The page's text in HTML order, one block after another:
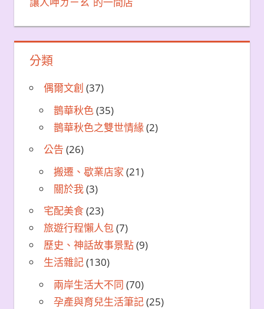
分類
偶爾文創 (37)
鵲華秋色(35)
鵲華秋色之雙世情緣(2)
公告 (26)
搬遷、歇業店家 (21)
關於我(3)
宅配美食(23)
旅遊行程懶人包(7)
歷史、神話故事景點(9)
生活雜記(130)
兩岸生活大不同 (70)
孕產與育兒生活筆記(25)